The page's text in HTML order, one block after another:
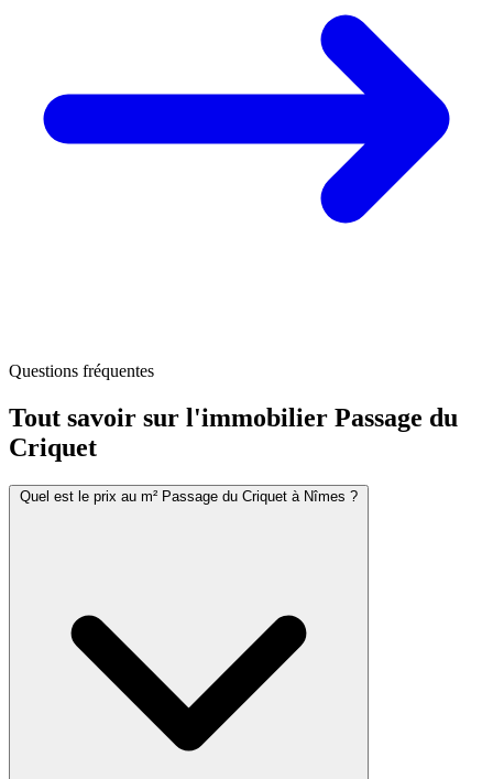
Questions fréquentes
Tout savoir sur l'immobilier Passage du
Criquet
Quel est le prix au m² Passage du Criquet à Nîmes ?